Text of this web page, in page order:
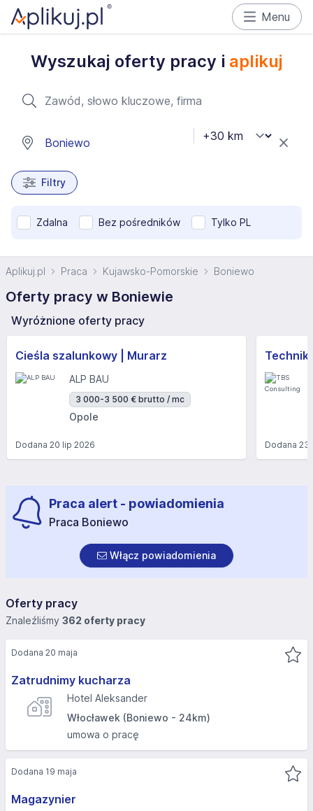
Menu
Wyszukaj oferty pracy i aplikuj
Filtry
Zdalna Bez pośredników Tylko PL
Aplikuj.pl Praca Kujawsko-Pomorskie Boniewo
Oferty pracy w Boniewie
Wyróżnione oferty pracy
Cieśla szalunkowy | Murarz
ALP BAU
3 000-3 500 € brutto / mc
Opole
Dodana 20 lip 2026 Dodana23
Praca alert - powiadomienia
Praca Boniewo
Włącz powiadomienia
Oferty pracy
Znaleźliśmy 362 oferty pracy
Zatrudnimy kucharza
Hotel Aleksander
Włocławek (Boniewo - 24km)
umowa o pracę
Dodana 20 maja
Magazynier
Dodana 19 maja